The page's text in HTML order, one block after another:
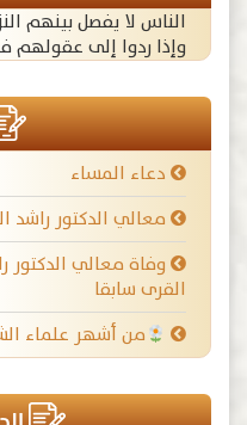
الناس لا يفصل بينهم
وإذا ردوا إلى عقولهم
دعاء المساء
معالي الدكتور راشد
وفاة معالي الدكتور
القرى سابقا
من أشهر علماء